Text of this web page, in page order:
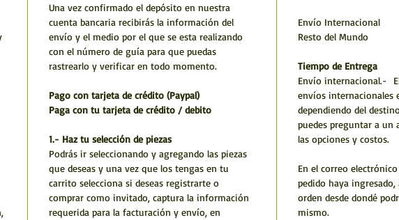
Una vez confirmado el depósito en nuestra
cuenta bancaria recibirás la información del
envío y el medio por el que se esta realizando
con el número de guía para que puedas
rastrearlo y verificar en todo momento.
Pago con tarjeta de crédito (Paypal)
Paga con tu tarjeta de crédito / debito
1.- Haz tu selección de piezas
Podrás ir seleccionando y agregando las piezas
que deseas y una vez que los tengas en tu
carrito selecciona si deseas registrarte o
comprar como invitado, captura la información
requerida para la facturación y envío, en
Envío Internacional
Resto del Mundo
Tiempo de Entrega
Envío internacional.-
envíos internacionales
dependiendo del
puedes preguntar a un
las opciones y costos.
En el correo
pedido haya
orden desde dondé
mismo.